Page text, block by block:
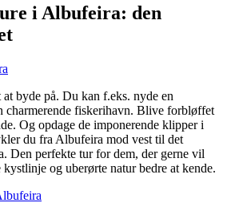
i Albufeira: den
byde på. Du kan f.eks. nyde en
charmerende fiskerihavn. Blive forbløffet
Og opdage de imponerende klipper i
du fra Albufeira mod vest til det
Den perfekte tur for dem, der gerne vil
og uberørte natur bedre at kende.